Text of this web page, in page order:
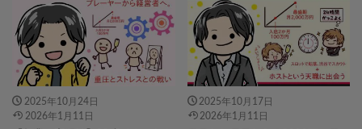
2025年10月24日
2026年1月11日
2025年10月17日
2026年1月11日